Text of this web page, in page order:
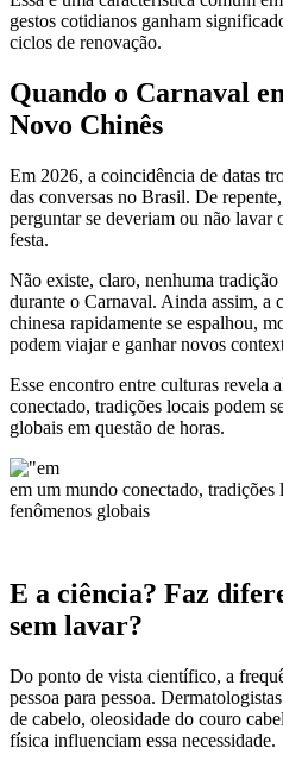
gestos cotidianos ganham
ciclos de renovação.
Quando o Carnaval
Novo Chinês
Em 2026, a coincidência de datas
das conversas no Brasil. De
perguntar se deveriam ou não lavar
festa.
Não existe, claro, nenhuma
durante o Carnaval. Ainda assim, a
chinesa rapidamente se espalhou,
podem viajar e ganhar novos
Esse encontro entre culturas revela
conectado, tradições locais podem
globais em questão de horas.
em um mundo conectado, tradições
fenômenos globais
E a ciência? Faz
sem lavar?
Do ponto de vista científico, a
pessoa para pessoa.
de cabelo, oleosidade do couro
física influenciam essa necessidade.